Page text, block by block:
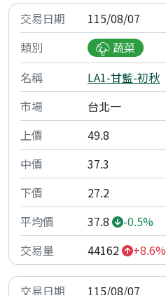
115/08/07
蔬菜
LA1-甘藍-初秋
台北一
49.8
37.3
27.2
37.8
-0.5%
44162
+8.6%
115/08/07